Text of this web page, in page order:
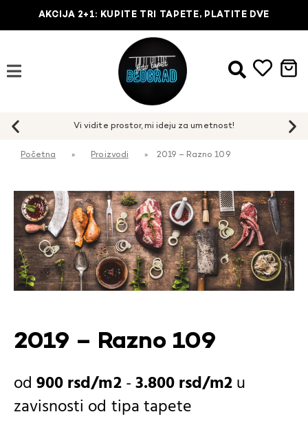
AKCIJA 2+1: KUPITE TRI TAPETE, PLATITE DVE
Početna » Proizvodi » 2019 – Razno 109
2019 – Razno 109
900rsd -3.800rsd
u
zavisnosti od tipa tapete